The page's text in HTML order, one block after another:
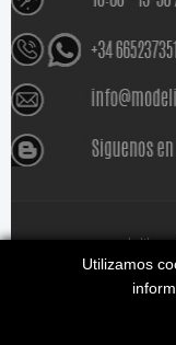
Utilizamos